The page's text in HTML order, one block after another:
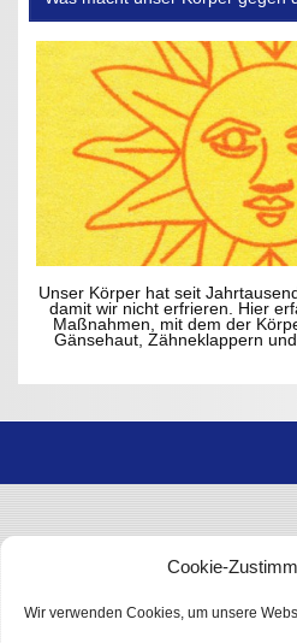
Cookie-
Wir verwenden Cookies, um unsere
Unser Körper hat seit
damit wir nicht erfrieren. Hier
Maßnahmen, mit dem der
Gänsehaut, Zähneklappern